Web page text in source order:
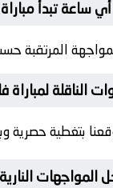
ساعة تبدأ مباراة
المرتقبة
الناقلة لمباراة
بتغطية حصرية
النارية